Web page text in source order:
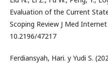
Evaluation of the Current
Scoping Review J Med
10.2196/47217
Ferdiansyah, Hari. y Yudi S.